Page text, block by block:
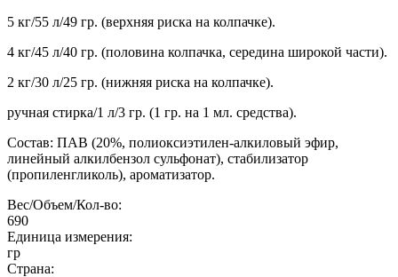
5 кг/55 л/49 гр. (верхняя риска на колпачке).
4 кг/45 л/40 гр. (половина колпачка, середина широкой части).
2 кг/30 л/25 гр. (нижняя риска на колпачке).
ручная стирка/1 л/3 гр. (1 гр. на 1 мл. средства).
Состав: ПАВ (20%, полиоксиэтилен-алкиловый эфир,
линейный алкилбензол сульфонат), стабилизатор
(пропиленгликоль), ароматизатор.
Вес/Объем/Кол-во:
690
Единица измерения:
гр
Страна: